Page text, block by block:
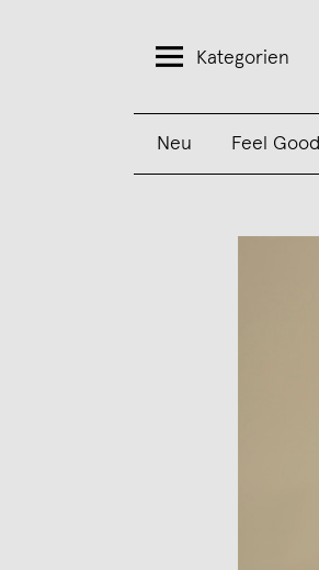
Kategorien
Neu Feel Good